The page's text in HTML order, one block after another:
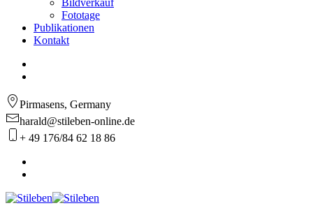
Bildverkauf
Fototage
Publikationen
Kontakt
Pirmasens, Germany
harald@stileben-online.de
+ 49 176/84 62 18 86